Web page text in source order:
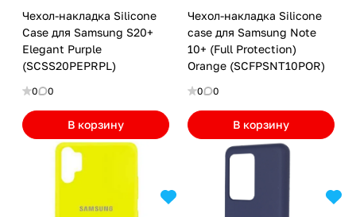
Чехол-накладка Silicone
Case для Samsung S20+
Elegant Purple
(SCSS20PEPRPL)
0 0
В корзину
Чехол-накладка Silicone
case для Samsung Note
10+ (Full Protection)
Orange (SCFPSNT10POR)
0 0
В корзину